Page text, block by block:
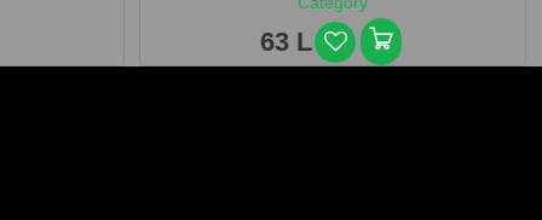
63 L